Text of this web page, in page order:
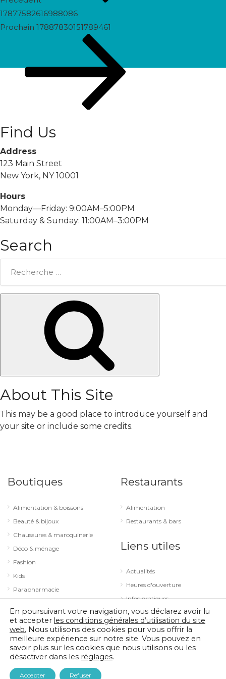
17877582616988086
Prochain
Prochain 17887830151789461
Find Us
Address
123 Main Street
New York, NY 10001
Hours
Monday—Friday: 9:00AM–5:00PM
Saturday & Sunday: 11:00AM–3:00PM
Search
About This Site
This may be a good place to introduce yourself and
your site or include some credits.
Boutiques
Alimentation & boissons
Beauté & bijoux
Chaussures & maroquinerie
Déco & ménage
Fashion
Kids
Parapharmacie
Sport & loisirs
Technologie & optique
Restaurants
Alimentation
Restaurants & bars
Liens utiles
Actualités
Heures d'ouverture
Infos pratiques
© 2026 City Concorde |Mentions légales
En poursuivant votre navigation, vous déclarez avoir lu
et accepter les conditions générales d’utilisation du site
web. Nous utilisons des cookies pour vous offrir la
meilleure expérience sur notre site. Vous pouvez en
savoir plus sur les cookies que nous utilisons ou les
désactiver dans les réglages.
Accepter Refuser